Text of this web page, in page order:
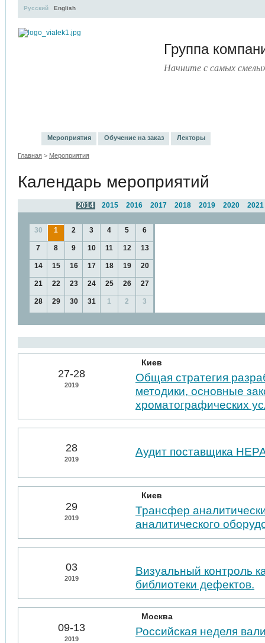
Группа
Начните с самых
Русский English
Мероприятия Обучение на заказ Лекторы
Главная > Мероприятия
Календарь мероприятий
2021
2020
2019
2018
2017
2016
2015
2014
30 1 2 3 4 5 6
7 8 9 10 11 12 13
14 15 16 17 18 19 20
21 22 23 24 25 26 27
28 29 30 31 1 2 3
27-28
2019
Киев
Общая стратегия
методики, основные
хроматографических
28
2019
Аудит поставщика
29
2019
Киев
Трансфер
аналитического
03
2019
Визуальный контроль
библиотеки дефектов.
09-13
2019
Москва
Российская неделя